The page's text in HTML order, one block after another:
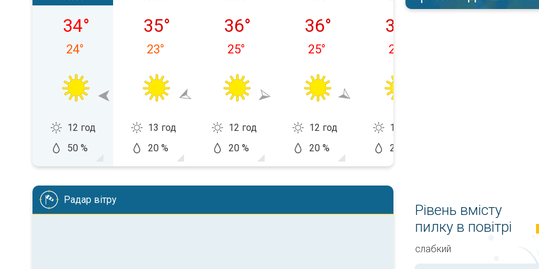
субота, 08.08
34°
24°
12 год
50 %
неділя, 09.08
35°
23°
13 год
20 %
понеділок, 10.08
36°
25°
12 год
20 %
вівторок, 11.08
36°
25°
12 год
20 %
середа, 12.08
35
25
12 год
20 %
четвер, 13.08
Радар вітру
Рівень вмісту
пилку в повітрі
слабкий